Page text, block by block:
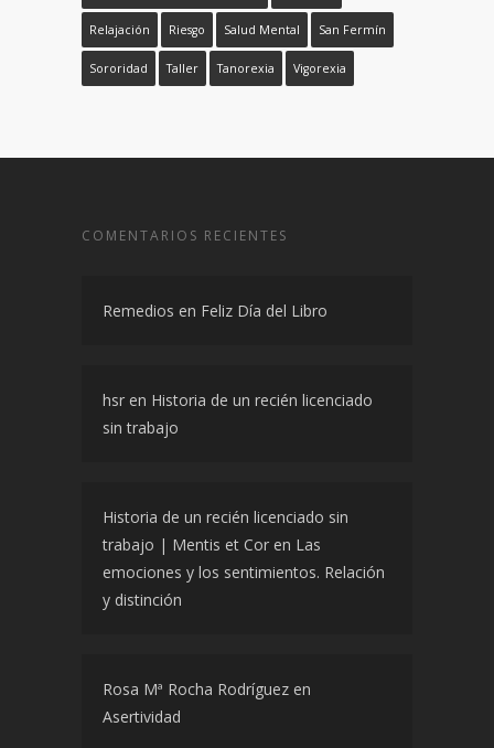
Relajación Riesgo Salud Mental San Fermín
Sororidad Taller Tanorexia Vigorexia
COMENTARIOS RECIENTES
Remedios en Feliz Día del Libro
hsr en Historia de un recién licenciado
sin trabajo
Historia de un recién licenciado sin
trabajo | Mentis et Cor en Las
emociones y los sentimientos. Relación
y distinción
Rosa Mª Rocha Rodríguez en
Asertividad